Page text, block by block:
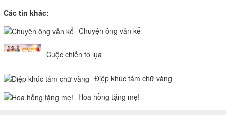
Các tin khác:
Chuyện ông vẫn kể
Cuộc chiến tơ lụa
Điệp khúc tám chữ vàng
Hoa hồng tặng mẹ!